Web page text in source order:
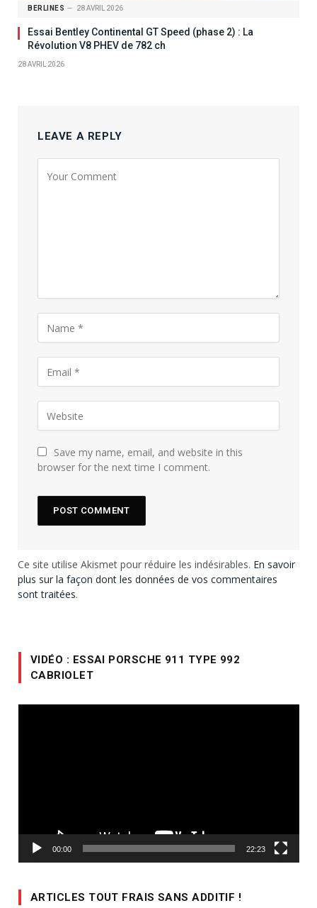
BERLINES 28 AVRIL 2026
Essai Bentley Continental GT Speed (phase 2) : La
Révolution V8 PHEV de 782 ch
28 AVRIL 2026
LEAVE A REPLY
Save my name, email, and website in this
browser for the next time I comment.
Ce site utilise Akismet pour réduire les indésirables. En savoir
plus sur la façon dont les données de vos commentaires
sont traitées.
VIDÉO : ESSAI PORSCHE 911 TYPE 992
CABRIOLET
00:00 22:23
ARTICLES TOUT FRAIS SANS ADDITIF !